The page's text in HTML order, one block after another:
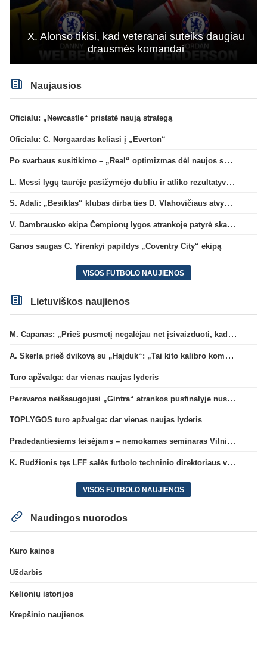
X. Alonso tikisi, kad veteranai suteiks daugiau
drausmės komandai
Naujausios
Oficialu: „Newcastle“ pristatė naują strategą
Oficialu: C. Norgaardas keliasi į „Everton“
Po svarbaus susitikimo – „Real“ optimizmas dėl naujos sutarties su Viniciumi
L. Messi lygų taurėje pasižymėjo dubliu ir atliko rezultatyvų perdavimą
S. Adali: „Besiktas“ klubas dirba ties D. Vlahovičiaus atvykimu“
V. Dambrausko ekipa Čempionų lygos atrankoje patyrė skaudžią nesėkmę
Ganos saugas C. Yirenkyi papildys „Coventry City“ ekipą
VISOS FUTBOLO NAUJIENOS
Lietuviškos naujienos
M. Capanas: „Prieš pusmetį negalėjau net įsivaizduoti, kad žaisime prieš „Hajduk“
A. Skerla prieš dvikovą su „Hajduk“: „Tai kito kalibro komanda“
Turo apžvalga: dar vienas naujas lyderis
Persvaros neišsaugojusi „Gintra“ atrankos pusfinalyje nusileido Škotijos čempionėms
TOPLYGOS turo apžvalga: dar vienas naujas lyderis
Pradedantiesiems teisėjams – nemokamas seminaras Vilniuje šį penktadienį
K. Rudžionis tęs LFF salės futbolo techninio direktoriaus veiklą
VISOS FUTBOLO NAUJIENOS
Naudingos nuorodos
Kuro kainos
Uždarbis
Kelionių istorijos
Krepšinio naujienos